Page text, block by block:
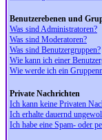
Benutzerebenen und
Was sind Administratoren?
Was sind Moderatoren?
Was sind Benutzergruppen?
Wie kann ich einer
Wie werde ich ein
Private Nachrichten
Ich kann keine Privaten
Ich erhalte dauernd
Ich habe eine Spam- oder